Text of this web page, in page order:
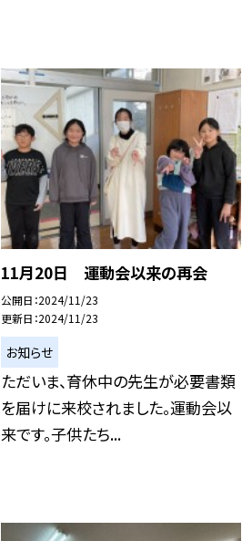
11月20日 運動会以来の再会
公開日 2024/11/23
更新日 2024/11/23
お知らせ
ただいま、育休中の先生が必要書類
を届けに来校されました。運動会以
来です。子供たち...